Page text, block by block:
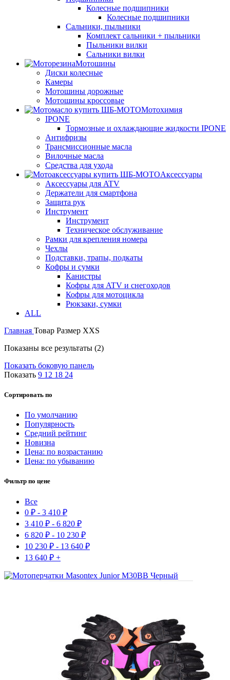
Колесные подшипники
Колесные подшипники
Сальники, пыльники
Комплект сальники + пыльники
Пыльники вилки
Сальники вилки
Мотошины
Диски колесные
Камеры
Мотошины дорожные
Мотошины кроссовые
Мотохимия
IPONE
Тормозные и охлаждающие жидкости IPONE
Антифризы
Трансмиссионные масла
Вилочные масла
Средства для ухода
Аксессуары
Аксессуары для ATV
Держатели для смартфона
Защита рук
Инструмент
Инструмент
Техническое обслуживание
Рамки для крепления номера
Чехлы
Подставки, трапы, подкаты
Кофры и сумки
Канистры
Кофры для ATV и снегоходов
Кофры для мотоцикла
Рюкзаки, сумки
ALL
Главная Товар Размер XXS
Показаны все результаты (2)
Показать боковую панель
Показать 9 12 18 24
Сортировать по
По умолчанию
Популярность
Средний рейтинг
Новизна
Цена: по возрастанию
Цена: по убыванию
Фильтр по цене
Все
0 ₽ - 3 410 ₽
3 410 ₽ - 6 820 ₽
6 820 ₽ - 10 230 ₽
10 230 ₽ - 13 640 ₽
13 640 ₽ +